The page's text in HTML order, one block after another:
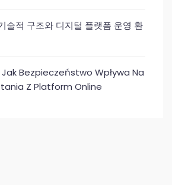
술적 구조와 디지털 플랫폼 운영 환
Jak Bezpieczeństwo Wpływa Na
Z Platform Online